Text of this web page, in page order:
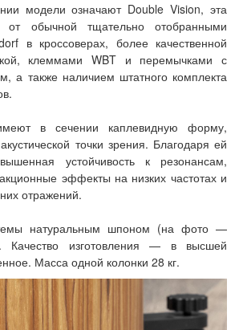
модели означают Double Vision, эта
от обычной тщательно отобранными
в кроссоверах, более качественной
клеммами WBT и перемычками с
а также наличием штатного комплекта
в сечении каплевидную форму,
точки зрения. Благодаря ей
устойчивость к резонансам,
эффекты на низких частотах и
отражений.
натуральным шпоном (на фото —
Качество изготовления — в высшей
Масса одной колонки 28 кг.